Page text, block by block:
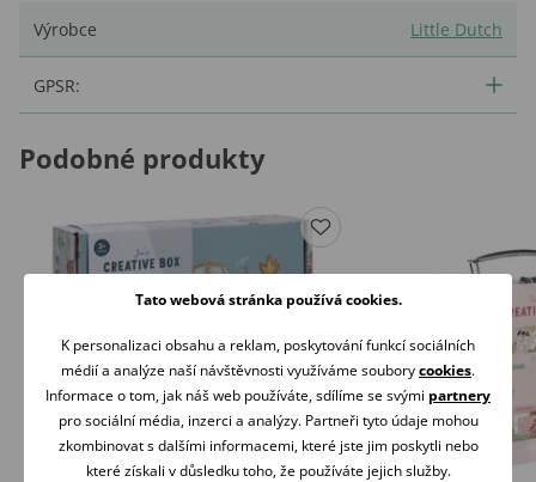
Výrobce Little Dutch
GPSR:
Podobné produkty
Tato webová stránka používá cookies.
K personalizaci obsahu a reklam, poskytování funkcí sociálních
médií a analýze naší návštěvnosti využíváme souborycookies.
Informace o tom, jak náš web používáte, sdílíme se svými partnery
pro sociální média, inzerci a analýzy. Partneři tyto údaje mohou
zkombinovat s dalšími informacemi, které jste jim poskytli nebo
které získali v důsledku toho, že používáte jejich služby.